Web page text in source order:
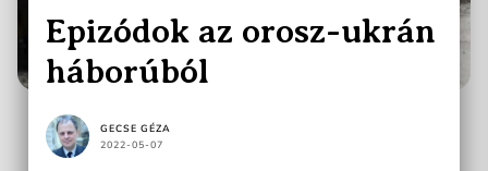
Epizódok az orosz-ukrán
háborúból
GECSE GÉZA
2022-05-07